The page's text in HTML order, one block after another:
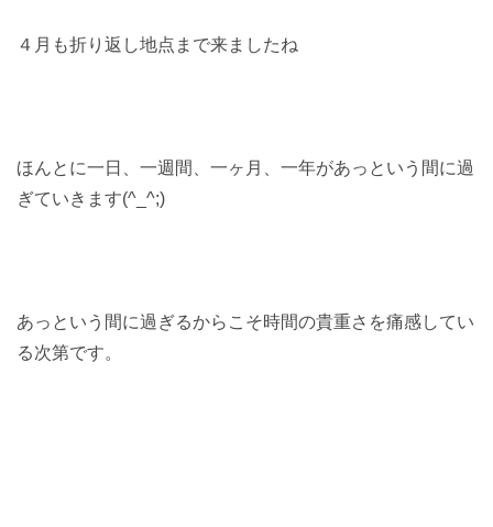
４月も折り返し地点まで来ましたね
ほんとに一日、一週間、一ヶ月、一年があっという間に過
ぎていきます(^_^;)
あっという間に過ぎるからこそ時間の貴重さを痛感してい
る次第です。